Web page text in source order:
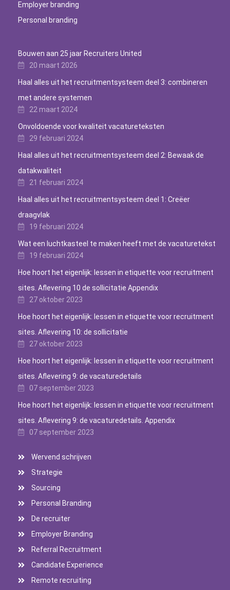
Employer branding
Personal branding
Bouwen aan 25 jaar Recruiters United
20 maart 2026
Haal alles uit het recruitmentsysteem deel 3: combineren
met andere systemen
22 maart 2024
Onvoldoende voor kwaliteit vacatureteksten
29 februari 2024
Haal alles uit het recruitmentsysteem deel 2: Bewaak de
datakwaliteit
21 februari 2024
Haal alles uit het recruitmentsysteem deel 1: Creëer
draagvlak
19 februari 2024
Wat een luchtkasteel te maken heeft met de vacaturetekst
19 februari 2024
Hoe hoort het eigenlijk: lessen in etiquette voor recruitment
sites. Aflevering 10 de sollicitatie Appendix
27 oktober 2023
Hoe hoort het eigenlijk: lessen in etiquette voor recruitment
sites. Aflevering 10: de sollicitatie
27 oktober 2023
Hoe hoort het eigenlijk: lessen in etiquette voor recruitment
sites. Aflevering 9: de vacaturedetails
07 september 2023
Hoe hoort het eigenlijk: lessen in etiquette voor recruitment
sites. Aflevering 9: de vacaturedetails. Appendix
07 september 2023
Wervend schrijven
Strategie
Sourcing
Personal Branding
De recruiter
Employer Branding
Referral Recruitment
Candidate Experience
Remote recruiting